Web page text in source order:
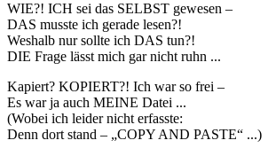
WIE?! ICH sei das SELBST gewesen –
DAS musste ich gerade lesen?!
Weshalb nur sollte ich DAS tun?!
DIE Frage lässt mich gar nicht ruhn ...
Kapiert? KOPIERT?! Ich war so frei –
Es war ja auch MEINE Datei ...
(Wobei ich leider nicht erfasste:
Denn dort stand – „COPY AND PASTE“ ...)